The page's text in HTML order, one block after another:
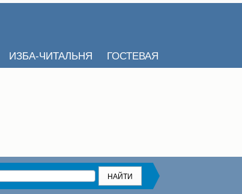
ИЗБА-ЧИТАЛЬНЯ ГОСТЕВАЯ